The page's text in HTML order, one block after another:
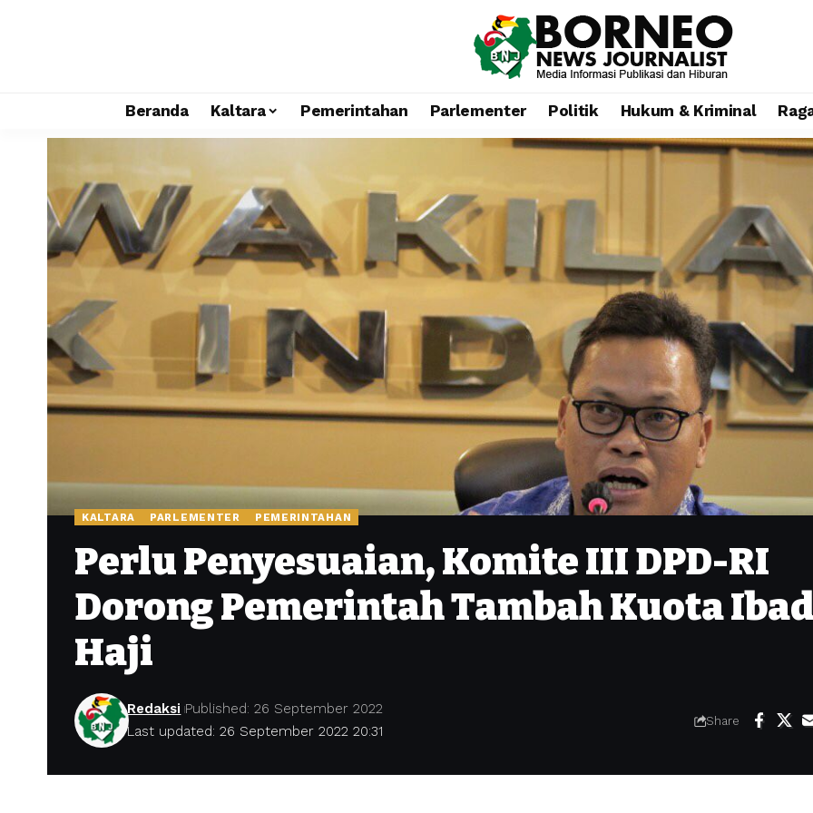
Beranda Kaltara Pemerintahan Parlementer Politik Hukum & Kriminal
KALTARA PARLEMENTER PEMERINTAHAN
Perlu Penyesuaian, Komite III DPD-RI
Dorong Pemerintah Tambah Kuota
Haji
Last updated: 26 September 2022 20:31
Redaksi Published: 26 September 2022
Share